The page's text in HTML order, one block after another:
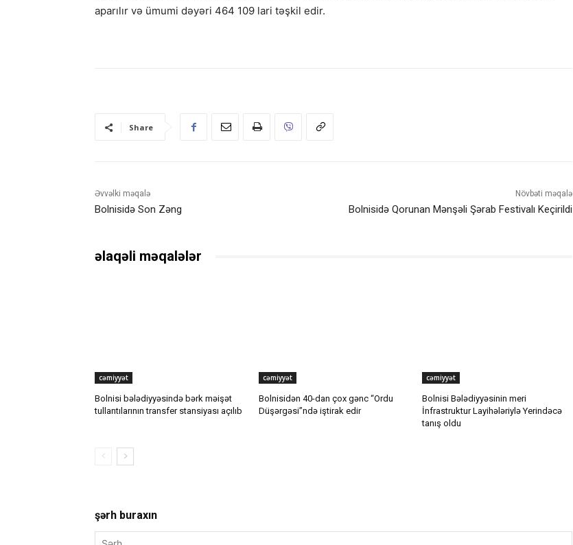
aparılır və ümumi dəyəri 464 109 lari təşkil edir.
Share
Əvvəlki məqalə
Bolnisidə Son Zəng
Növbəti məqalə
Bolnisidə Qorunan Mənşəli Şərab Festivalı Keçirildi
əlaqəli məqalələr
cəmiyyət
Bolnisi bələdiyyəsində bərk məişət
tullantılarının transfer stansiyası açılıb
cəmiyyət
Bolnisidən 40-dan çox gənc “Ordu
Düşərgəsi”ndə iştirak edir
cəmiyyət
Bolnisi Bələdiyyəsinin meri
İnfrastruktur Layihələriylə Yerindəcə
tanış oldu
şərh buraxın